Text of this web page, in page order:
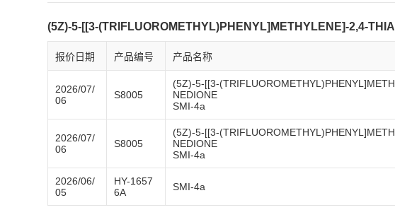
(5Z)-5-[[3-(TRIFLUOROMETHYL)PHENYL]METHYLENE]-2,4-
报价日期 产品编号 产品名称
2026/07/
06
S8005
(5Z)-5-[[3-
NEDIONE
SMI-4a
2026/07/
06
S8005
(5Z)-5-[[3-
NEDIONE
SMI-4a
2026/06/
05
HY-1657
6A
SMI-4a